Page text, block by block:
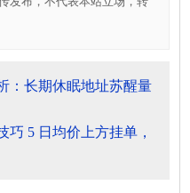
：长期休眠地址苏醒量
巧 5 日均价上方挂单，